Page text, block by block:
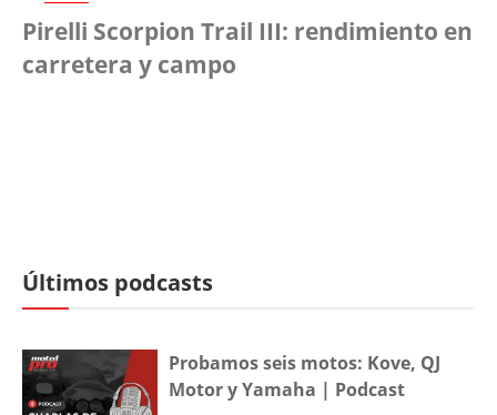
Pirelli Scorpion Trail III: rendimiento en
carretera y campo
Últimos podcasts
Probamos seis motos: Kove, QJ
Motor y Yamaha | Podcast